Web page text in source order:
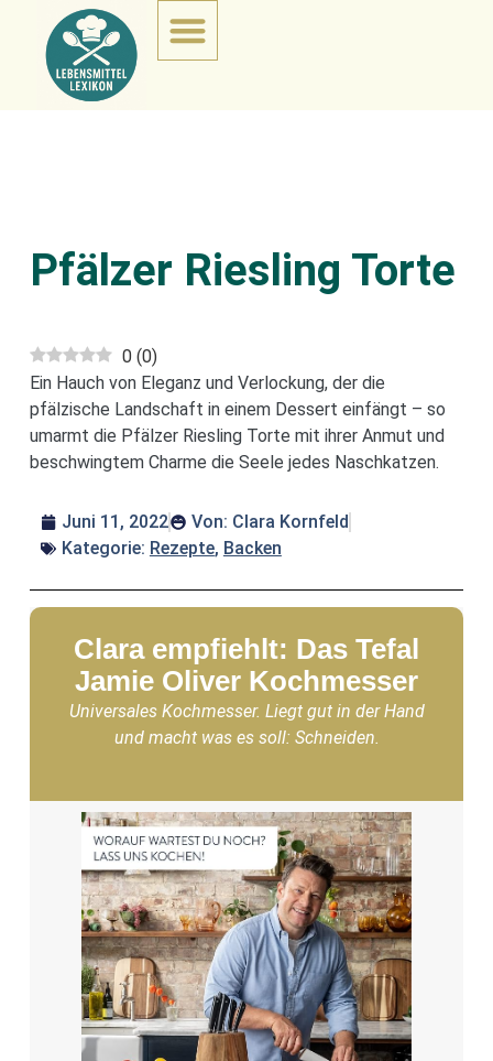
Pfälzer Riesling Torte
0 (0)
Ein Hauch von Eleganz und Verlockung, der die
pfälzische Landschaft in einem Dessert einfängt – so
umarmt die Pfälzer Riesling Torte mit ihrer Anmut und
beschwingtem Charme die Seele jedes Naschkatzen.
Juni 11, 2022 Von: Clara Kornfeld
Kategorie: Rezepte, Backen
Clara empfiehlt: Das Tefal
Jamie Oliver Kochmesser
Universales Kochmesser. Liegt gut in der Hand
und macht was es soll: Schneiden.